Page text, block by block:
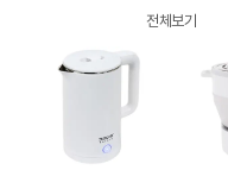
전체보기